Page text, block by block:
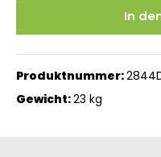
In
Produktnummer:
Gewicht:23 kg